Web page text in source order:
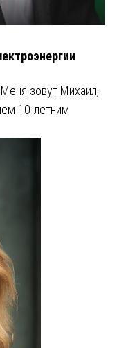
зовут Михаил,
10-летним